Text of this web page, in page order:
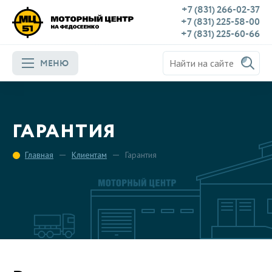
+7 (831) 266-02-37
+7 (831) 225-58-00
+7 (831) 225-60-66
МЕНЮ
ГАРАНТИЯ
Главная Клиентам Гарантия